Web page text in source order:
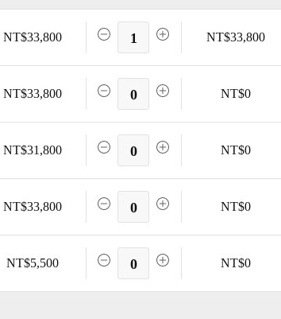
NT$33,800 1 NT$33,800
NT$33,800 0 NT$0
NT$31,800 0 NT$0
NT$33,800 0 NT$0
NT$5,500 0 NT$0